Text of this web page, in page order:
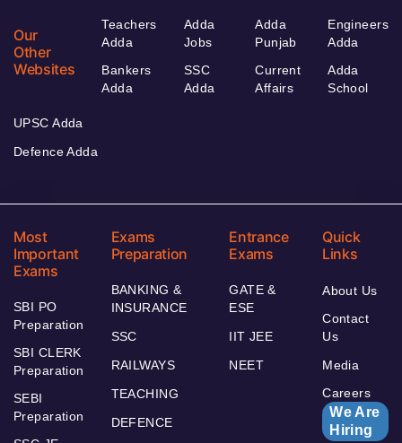
Our
Other
Websites
Teachers
Adda
Bankers
Adda
Adda
Jobs
SSC
Adda
Adda
Punjab
Current
Affairs
Engineers
Adda
Adda
School
UPSC Adda
Defence Adda
Most
Important
Exams
SBI PO
Preparation
SBI CLERK
Preparation
SEBI
Preparation
Exams
Preparation
BANKING &
INSURANCE
SSC
RAILWAYS
TEACHING
DEFENCE
Entrance
Exams
GATE &
ESE
IIT JEE
NEET
Quick
Links
About Us
Contact
Us
Media
Careers
We Are
Hiring